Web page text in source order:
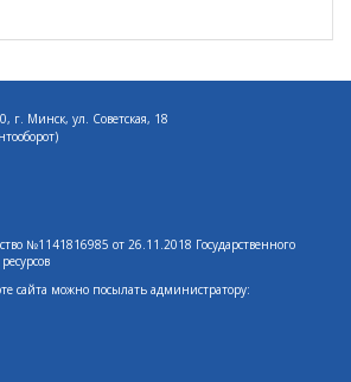
г. Минск, ул. Советская, 18
№1141816985 от 26.11.2018 Государственного
сайта можно посылать администратору: